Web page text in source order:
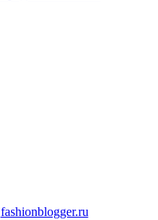
fashionblogger.ru